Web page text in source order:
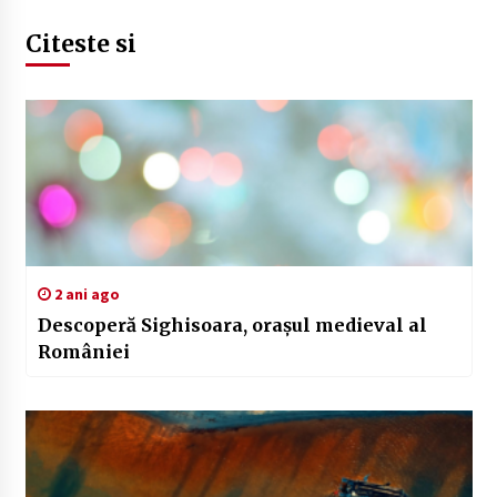
Citeste si
2 ani ago
Descoperă Sighisoara, orașul medieval al
României